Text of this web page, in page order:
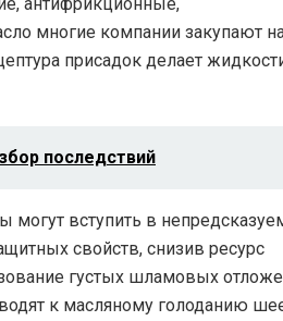
многие компании закупают
присадок делает
последствий
могут вступить в
свойств, снизив ресурс
густых шламовых
к масляному голоданию